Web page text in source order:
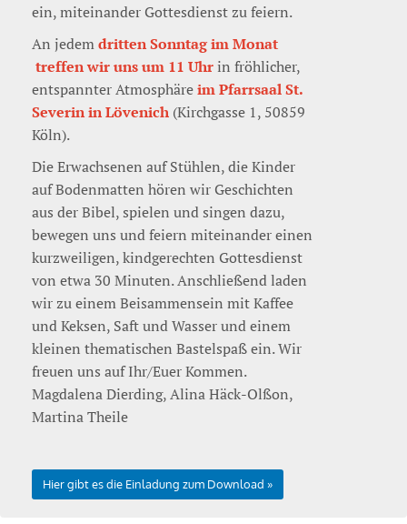
ein, miteinander Gottesdienst zu feiern.
An jedemdritten Sonntag im Monat
treffen wir uns um 11 Uhrin fröhlicher,
entspannter Atmosphäreim Pfarrsaal St.
Severin in Lövenich (Kirchgasse 1, 50859
Köln).
Die Erwachsenen auf Stühlen, die Kinder
auf Bodenmatten hören wir Geschichten
aus der Bibel, spielen und singen dazu,
bewegen uns und feiern miteinander einen
kurzweiligen, kindgerechten Gottesdienst
von etwa 30 Minuten. Anschließend laden
wir zu einem Beisammensein mit Kaffee
und Keksen, Saft und Wasser und einem
kleinen thematischen Bastelspaß ein. Wir
freuen uns auf Ihr/Euer Kommen.
Magdalena Dierding, Alina Häck-Olßon,
Martina Theile
Hier gibt es die Einladung zum Download